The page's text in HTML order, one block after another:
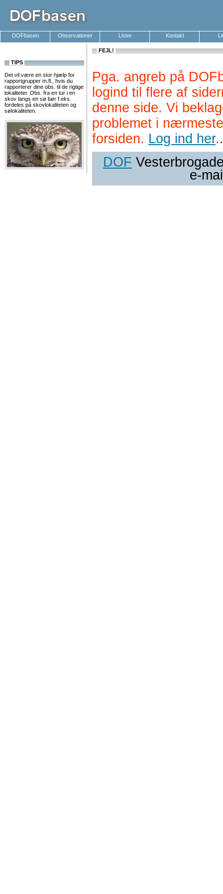
DOFbasen Observationer Lister Kontakt
TIPS
Det vil være en stor hjælp for
rapportgrupper m.fl., hvis du
rapporterer dine obs. til de rigtige
lokaliteter. Obs. fra en tur i en
skov langs en sø bør f.eks.
fordeles på skovlokaliteten og
sølokaliteten.
FEJL!
Pga. angreb på
logind til flere af
denne side. Vi
problemet i
forsiden. Log ind her..
DOF
e-